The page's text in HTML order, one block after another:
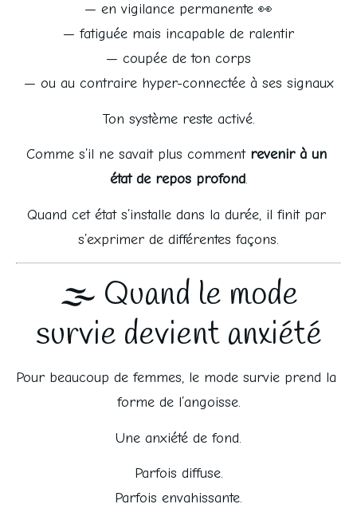
— en vigilance permanente 👀
— fatiguée mais incapable de ralentir
— coupée de ton corps
— ou au contraire hyper-connectée à ses signaux
Ton système reste activé.
Comme s’il ne savait plus comment revenir à un
état de repos profond.
Quand cet état s’installe dans la durée, il finit par
s’exprimer de différentes façons.
🌫️ Quand le mode
survie devient anxiété
Pour beaucoup de femmes, le mode survie prend la
forme de l’angoisse.
Une anxiété de fond.
Parfois diffuse.
Parfois envahissante.